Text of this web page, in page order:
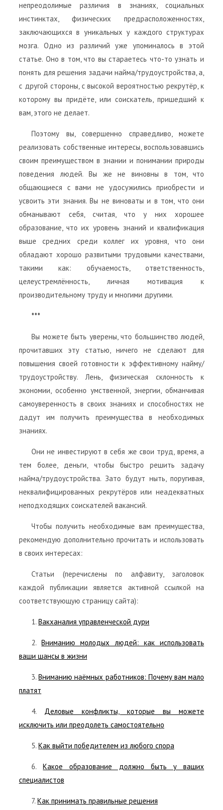
непреодолимые различия в знаниях, социальных
инстинктах, физических предрасположенностях,
заключающихся в уникальных у каждого структурах
мозга. Одно из различий уже упоминалось в этой
статье. Оно в том, что вы стараетесь что-то узнать и
понять для решения задачи найма/трудоустройства, а,
с другой стороны, с высокой вероятностью рекрутёр, к
которому вы придёте, или соискатель, пришедший к
вам, этого не делает.
Поэтому вы, совершенно справедливо, можете
реализовать собственные интересы, воспользовавшись
своим преимуществом в знании и понимании природы
поведения людей. Вы же не виновны в том, что
общающиеся с вами не удосужились приобрести и
усвоить эти знания. Вы не виноваты и в том, что они
обманывают себя, считая, что у них хорошее
образование, что их уровень знаний и квалификация
выше средних среди коллег их уровня, что они
обладают хорошо развитыми трудовыми качествами,
такими как: обучаемость, ответственность,
целеустремлённость, личная мотивация к
производительному труду и многими другими.
***
Вы можете быть уверены, что большинство людей,
прочитавших эту статью, ничего не сделают для
повышения своей готовности к эффективному найму/
трудоустройству. Лень, физическая склонность к
экономии, особенно умственной, энергии, обманчивая
самоуверенность в своих знаниях и способностях не
дадут им получить преимущества в необходимых
знаниях.
Они не инвестируют в себя же свои труд, время, а
тем более, деньги, чтобы быстро решить задачу
найма/трудоустройства. Зато будут ныть, поругивая,
неквалифицированных рекрутёров или неадекватных
неподходящих соискателей вакансий.
Чтобы получить необходимые вам преимущества,
рекомендую дополнительно прочитать и использовать
в своих интересах:
Статьи (перечислены по алфавиту, заголовок
каждой публикации является активной ссылкой на
соответствующую страницу сайта):
1. Вакханалия управленческой дури
2.Вниманию молодых людей: как использовать
ваши шансы в жизни
3.Вниманию наёмных работников: Почему вам мало
платят
4. Деловые конфликты, которые вы можете
исключить или преодолеть самостоятельно
5. Как выйти победителем из любого спора
6.Какое образование должно быть у ваших
специалистов
7. Как принимать правильные решения